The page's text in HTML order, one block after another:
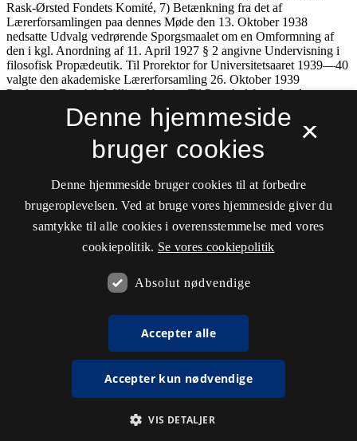
×
Denne hjemmeside
bruger cookies
Denne hjemmeside bruger cookies til at forbedre
brugeroplevelsen. Ved at bruge vores hjemmeside giver du
samtykke til alle cookies i overensstemmelse med vores
cookiepolitik. Se vores cookiepolitik
Absolut nødvendige
Accepter alle
Accepter kun nødvendige
VIS DETALJER